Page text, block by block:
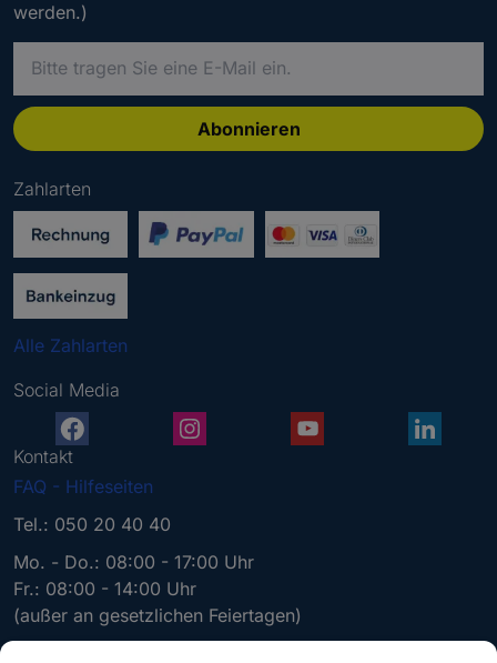
werden.)
t
e
e
n
i
e
i
e
ü
l
i
g
e
E
Abonnieren
Zahlarten
Alle Zahlarten
Social Media
Kontakt
FAQ - Hilfeseiten
Tel.: 050 20 40 40
Mo. - Do.: 08:00 - 17:00 Uhr
Fr.: 08:00 - 14:00 Uhr
(außer an gesetzlichen Feiertagen)